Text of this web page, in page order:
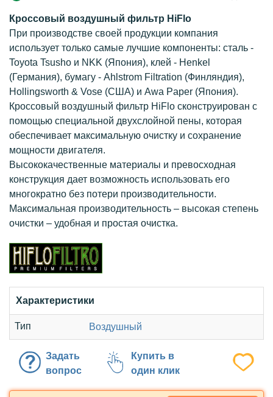
Кроссовый воздушный фильтр HiFlo
При производстве своей продукции компания
использует только самые лучшие компоненты: сталь -
Toyota Tsusho и NKK (Япония), клей - Henkel
(Германия), бумагу - Ahlstrom Filtration (Финляндия),
Hollingsworth & Vose (США) и Awa Paper (Япония).
Кроссовый воздушный фильтр HiFlo сконструирован с
помощью специальной двухслойной пены, которая
обеспечивает максимальную очистку и сохранение
мощности двигателя.
Высококачественные материалы и превосходная
конструкция дает возможность использовать его
многократно без потери производительности.
Максимальная производительность – высокая степень
очистки – удобная и простая очистка.
Характеристики
Тип Воздушный
Задать
вопрос
Купить в
один клик